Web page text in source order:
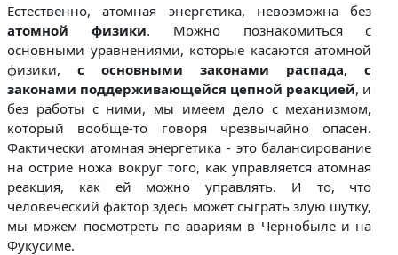
Естественно, атомная энергетика, невозможна без
атомной физики. Можно познакомиться с
основными уравнениями, которые касаются атомной
физики,с основными законами распада, с
законами поддерживающейся цепной реакцией, и
без работы с ними, мы имеем дело с механизмом,
который вообще-то говоря чрезвычайно опасен.
Фактически атомная энергетика - это балансирование
на острие ножа вокруг того, как управляется атомная
реакция, как ей можно управлять. И то, что
человеческий фактор здесь может сыграть злую шутку,
мы можем посмотреть по авариям в Чернобыле и на
Фукусиме.